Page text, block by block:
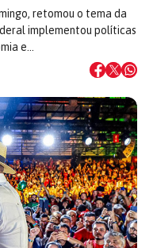
retomou o tema da
implementou políticas
e…